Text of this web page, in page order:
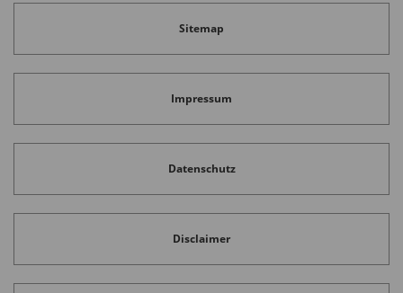
Sitemap
Impressum
Datenschutz
Disclaimer